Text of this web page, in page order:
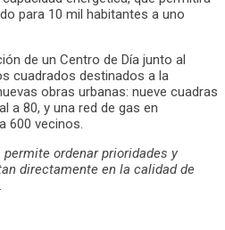
para 10 mil habitantes a uno
de un Centro de Día junto al
cuadrados destinados a la
obras urbanas: nueve cuadras
a 80, y una red de gas en
600 vecinos.
permite ordenar prioridades y
directamente en la calidad de